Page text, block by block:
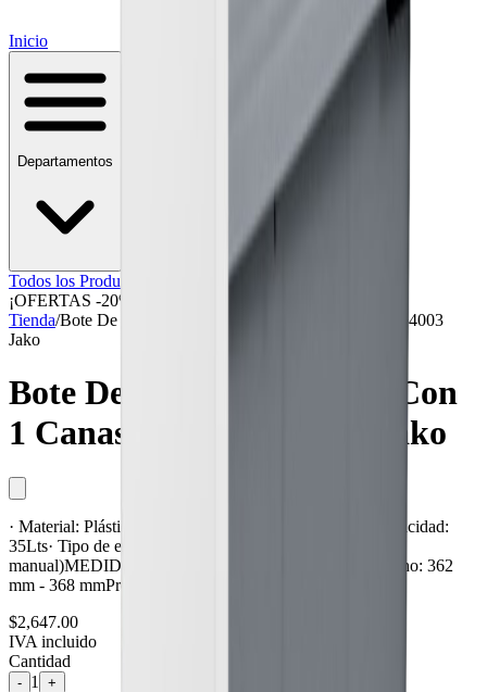
Inicio
Departamentos
Todos los Productos
¡OFERTAS -20%!
Tienda/Bote De Basura Extraíble Con 1 Canasto Mod. Rb4003
Jako
Bote De Basura Extraíble Con
1 Canasto Mod. Rb4003 Jako
· Material: Plástico· Acabado: Gris· Marco de acero· Capacidad:
35Lts· Tipo de extracción: Completa ( Extracción
manual)MEDIDAS DEL GABINETEAlto: 563 mmAncho: 362
mm - 368 mmProfundidad: 513 mm
$2,647.00
IVA incluido
Cantidad
- 1
+